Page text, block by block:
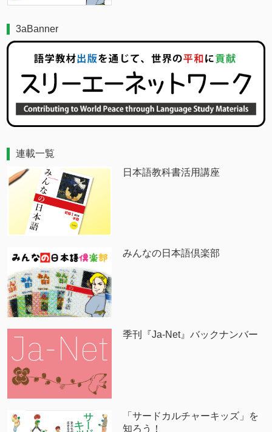
3aBanner
連載一覧
日本語教科書活用講座
みんなの日本語倶楽部
季刊『Ja-Net』バックナンバー
「サードカルチャーキッズ」を
知ろう！